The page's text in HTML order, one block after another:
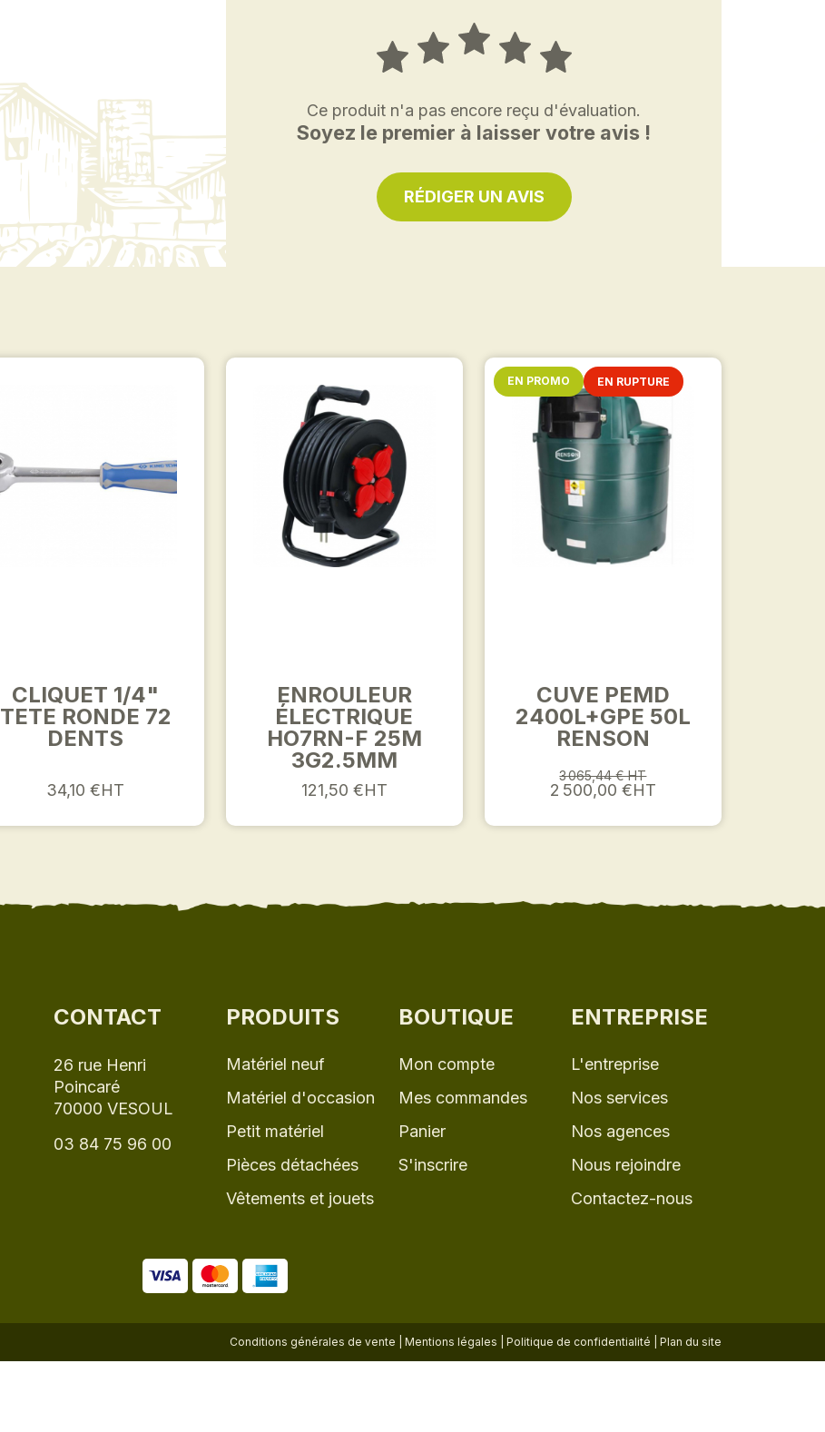
Ce produit n'a pas encore reçu d'évaluation.
Soyez le premier à laisser votre avis !
RÉDIGER UN AVIS
CLIQUET 1/4"
TETE RONDE 72
DENTS
34,10 €HT
ENROULEUR
ÉLECTRIQUE
HO7RN-F 25M
3G2.5MM
121,50 €HT
CUVE PEMD
2400L+GPE 50L
RENSON
3 065,44 € HT
2 500,00 €HT
EN PROMO EN RUPTURE
CONTACT
26 rue Henri
Poincaré
70000 VESOUL
03 84 75 96 00
PRODUITS
Matériel neuf
Matériel d'occasion
Petit matériel
Pièces détachées
Vêtements et jouets
BOUTIQUE
Mon compte
Mes commandes
Panier
S'inscrire
ENTREPRISE
L'entreprise
Nos services
Nos agences
Nous rejoindre
Contactez-nous
Conditions générales de vente Mentions légales Politique de confidentialité Plan du site